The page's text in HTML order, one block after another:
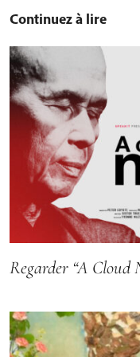
Continuez à lire
Regarder “A Cloud